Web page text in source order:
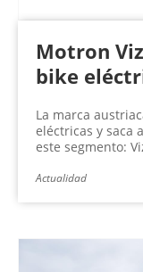
Motron
bike
La marca
eléctricas y saca
este segmento:
Actualidad